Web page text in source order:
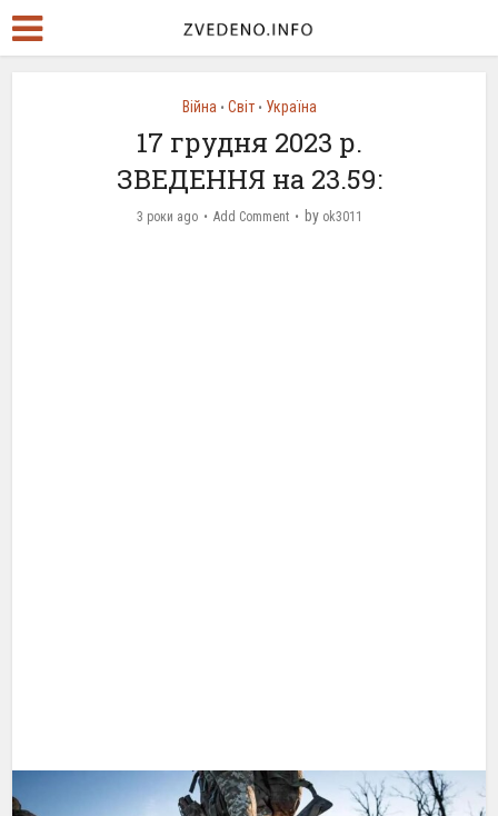
Війна • Світ • Україна
17 грудня 2023 р.
ЗВЕДЕННЯ на 23.59:
3 роки ago Add Comment by ok3011